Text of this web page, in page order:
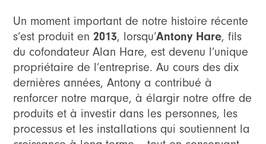
Un moment important de notre histoire récente
s’est produit en2013, lorsqu’Antony Hare, fils
du cofondateur Alan Hare, est devenu l’unique
propriétaire de l’entreprise. Au cours des dix
dernières années, Antony a contribué à
renforcer notre marque, à élargir notre offre de
produits et à investir dans les personnes, les
processus et les installations qui soutiennent la